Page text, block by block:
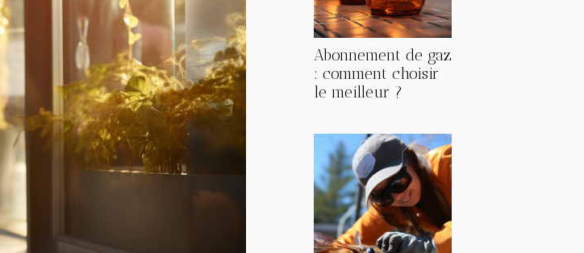
Abonnement de gaz
: comment choisir
le meilleur ?